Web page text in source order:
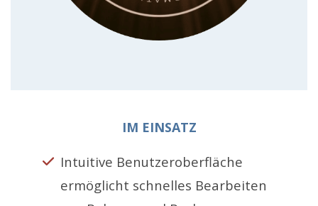
IM EINSATZ
Intuitive Benutzeroberfläche
ermöglicht schnelles Bearbeiten